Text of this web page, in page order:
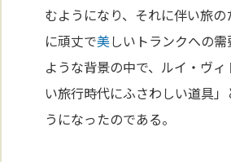
むようになり、それに伴い旅の
に頑丈で美しいトランクへの
ような背景の中で、ルイ・ヴ
い旅行時代にふさわしい道具
うになったのである。